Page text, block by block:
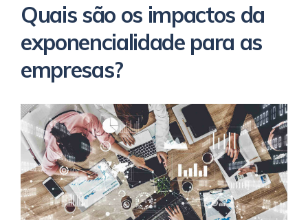
Quais são os impactos da
exponencialidade para as
empresas?